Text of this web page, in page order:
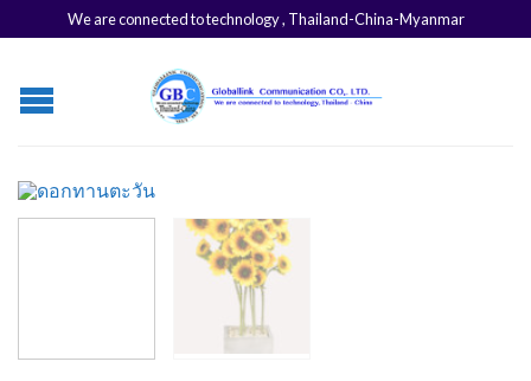
We are connected to technology , Thailand-China-Myanmar